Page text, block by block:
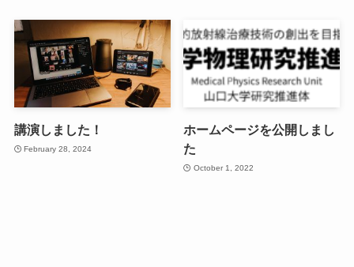
講演しました！
February 28, 2024
ホームページを公開しまし
た
October 1, 2022